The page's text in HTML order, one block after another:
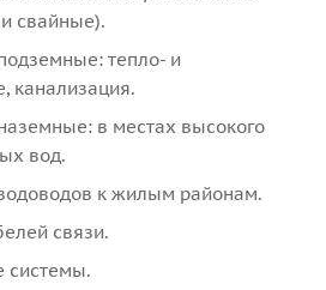
свайные).
тепло- и
канализация.
в местах высокого
вод.
к жилым районам.
связи.
системы.